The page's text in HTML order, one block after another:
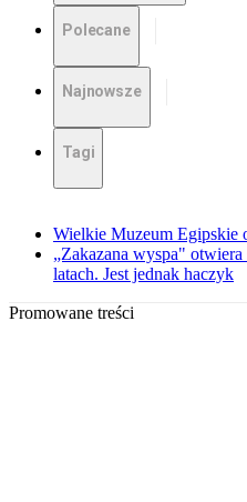
Polecane
Najnowsze
Tagi
Wielkie Muzeum Egipskie
„Zakazana wyspa"
latach. Jest jednak haczyk
Promowane treści